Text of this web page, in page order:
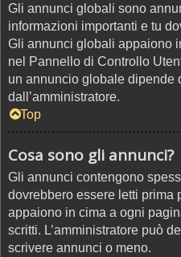
Gli annunci globali sono
informazioni importanti e tu
Gli annunci globali appaiono
nel Pannello di Controllo
un annuncio globale dipende
dall’amministratore.
Top
Cosa sono gli annunci?
Gli annunci contengono
dovrebbero essere letti prima
appaiono in cima a ogni
scritti. L’amministratore può
scrivere annunci o meno.